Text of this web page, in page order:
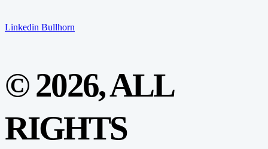
Linkedin Bullhorn
© 2026, ALL
RIGHTS